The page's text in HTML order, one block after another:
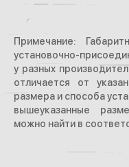
Примечание:
установочно-
у разных
отличается от
размера и способа
вышеуказанные
можно найти в